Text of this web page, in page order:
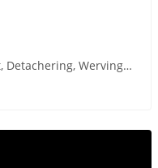
Procesindustrie, Recruitment, Detachering, Werving en Selectie